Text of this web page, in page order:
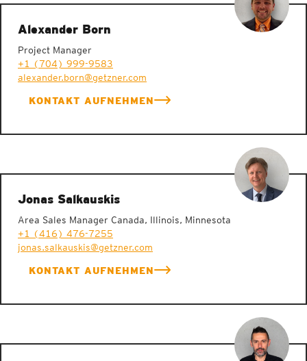
Alexander Born
Project Manager
+1 (704) 999-9583
alexander.born@getzner.com
KONTAKT AUFNEHMEN
Jonas Salkauskis
Area Sales Manager Canada, Illinois, Minnesota
+1 (416) 476-7255
jonas.salkauskis@getzner.com
KONTAKT AUFNEHMEN